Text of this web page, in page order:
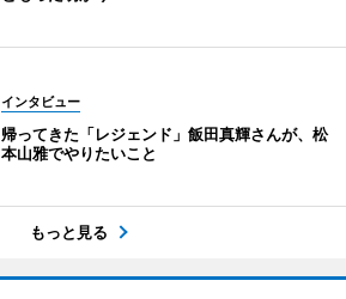
インタビュー
帰ってきた「レジェンド」飯田真輝さんが、松
本山雅でやりたいこと
もっと見る